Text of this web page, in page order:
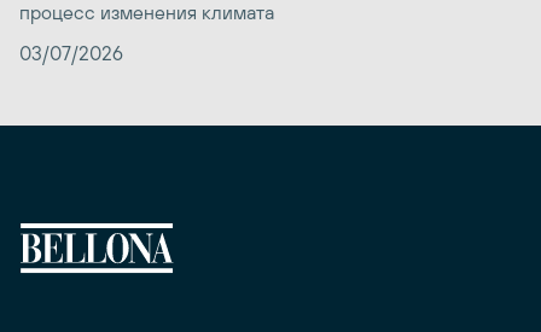
процесс изменения климата
03/07/2026